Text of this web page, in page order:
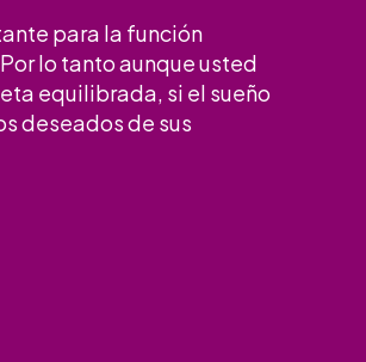
para la función
lo tanto aunque usted
equilibrada, si el sueño
deseados de sus